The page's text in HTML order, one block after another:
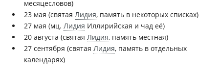
месяцесловов)
23 мая (святая Лидия, память в некоторых списках)
27 мая (мц. Лидия Иллирийская и чад её)
20 августа (святая Лидия, память местная)
27 сентября (святая Лидия, память в отдельных
календарях)